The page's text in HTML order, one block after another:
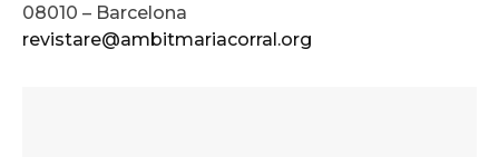
08010 – Barcelona
revistare@ambitmariacorral.org